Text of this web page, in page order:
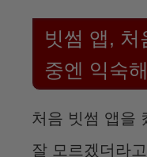
빗썸 앱, 처
중엔 익숙
처음 빗썸 앱을
잘 모르겠더라